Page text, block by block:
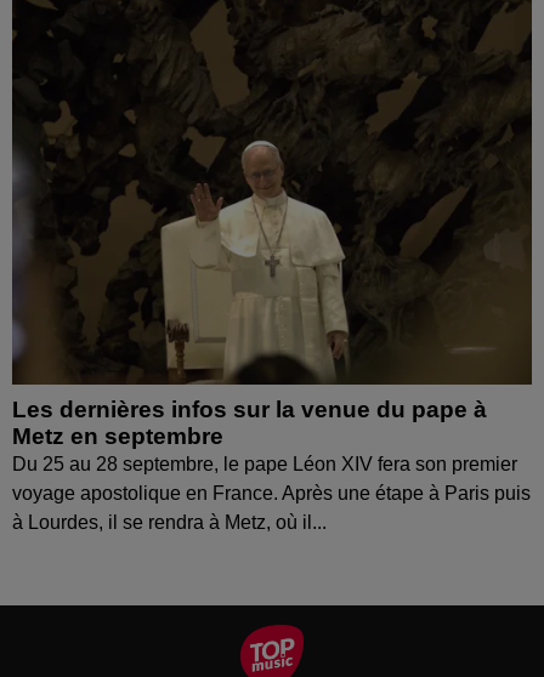
Les dernières infos sur la venue du pape à
Metz en septembre
Du 25 au 28 septembre, le pape Léon XIV fera son premier
voyage apostolique en France. Après une étape à Paris puis
à Lourdes, il se rendra à Metz, où il...